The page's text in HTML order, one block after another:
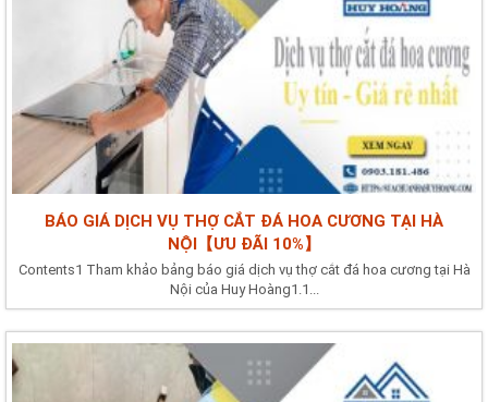
BÁO GIÁ DỊCH VỤ THỢ CẮT ĐÁ HOA CƯƠNG TẠI HÀ
NỘI【ƯU ĐÃI 10%】
Contents1 Tham khảo bảng báo giá dịch vụ thợ cắt đá hoa cương tại Hà
Nội của Huy Hoàng1.1...